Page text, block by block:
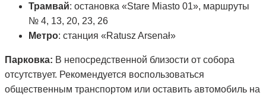
Трамвай: остановка «Stare Miasto 01», маршруты
№ 4, 13, 20, 23, 26
Метро: станция «Ratusz Arsenał»
Парковка: В непосредственной близости от собора
отсутствует. Рекомендуется воспользоваться
общественным транспортом или оставить автомобиль на